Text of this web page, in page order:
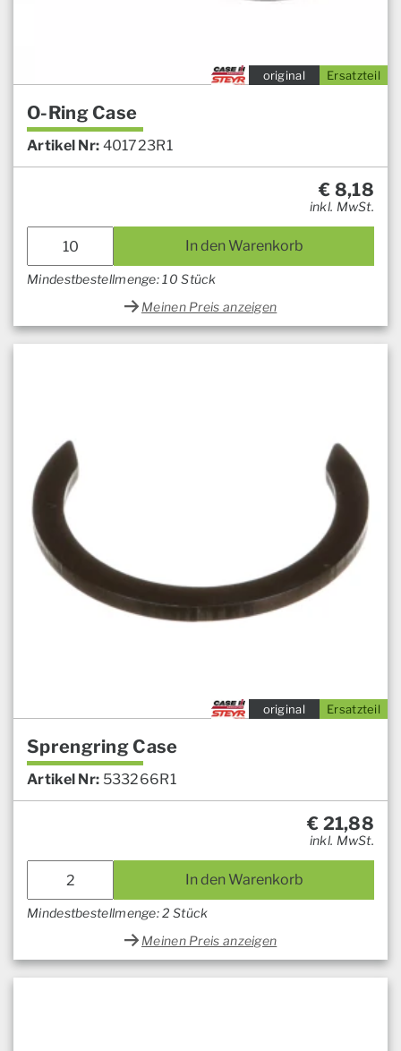
Ersatzteil
original
O-Ring Case
Artikel Nr: 401723R1
€ 8,18
inkl. MwSt.
In den Warenkorb
Mindestbestellmenge: 10 Stück
Meinen Preis anzeigen
Ersatzteil
original
Sprengring Case
Artikel Nr: 533266R1
€ 21,88
inkl. MwSt.
In den Warenkorb
Mindestbestellmenge: 2 Stück
Meinen Preis anzeigen